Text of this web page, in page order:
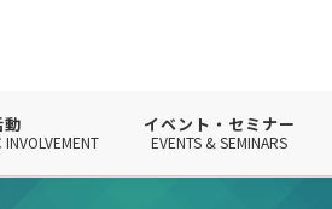
動 イベント・セミナー
EVENTS & SEMINARS